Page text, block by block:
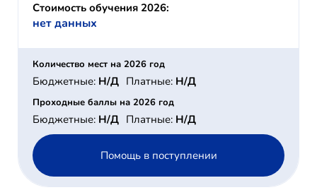
Стоимость обучения 2026:
нет данных
Количество мест на 2026 год
Бюджетные: Н/Д Платные: Н/Д
Проходные баллы на 2026 год
Бюджетные: Н/Д Платные: Н/Д
Помощь в поступлении